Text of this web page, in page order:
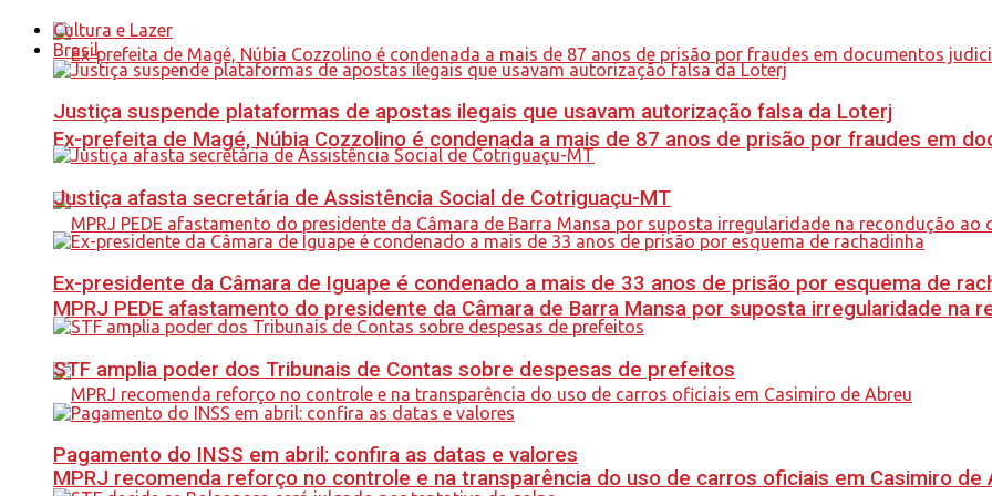
Ex-prefeita de Magé, Núbia Cozzolino é condenada a mais de 87 anos de prisão por fraudes em
MPRJ PEDE afastamento do presidente da Câmara de Barra Mansa por suposta irregularidade na
MPRJ recomenda reforço no controle e na transparência do uso de carros oficiais em Casimiro de
Cultura e Lazer
Brasil
Justiça suspende plataformas de apostas ilegais que usavam autorização falsa da Loterj
Justiça afasta secretária de Assistência Social de Cotriguaçu-MT
Ex-presidente da Câmara de Iguape é condenado a mais de 33 anos de prisão por esquema de
STF amplia poder dos Tribunais de Contas sobre despesas de prefeitos
Pagamento do INSS em abril: confira as datas e valores